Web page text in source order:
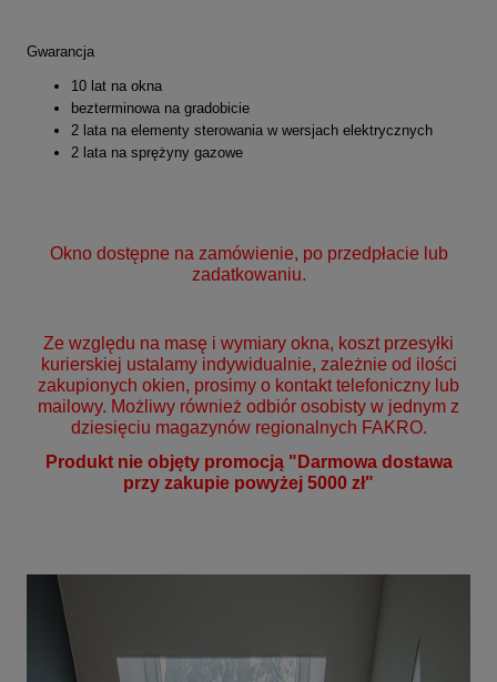
Gwarancja
10 lat na okna
bezterminowa na gradobicie
2 lata na elementy sterowania w wersjach elektrycznych
2 lata na sprężyny gazowe
Okno dostępne na zamówienie, po przedpłacie lub
zadatkowaniu.
Ze względu na masę i wymiary okna, koszt przesyłki
kurierskiej ustalamy indywidualnie, zależnie od ilości
zakupionych okien, prosimy o kontakt telefoniczny lub
mailowy. Możliwy również odbiór osobisty w jednym z
dziesięciu magazynów regionalnych FAKRO.
Produkt nie objęty promocją "Darmowa dostawa
przy zakupie powyżej 5000 zł"